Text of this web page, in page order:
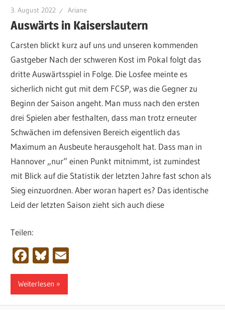
3. August 2022 Ariane
Auswärts in Kaiserslautern
Carsten blickt kurz auf uns und unseren kommenden
Gastgeber Nach der schweren Kost im Pokal folgt das
dritte Auswärtsspiel in Folge. Die Losfee meinte es
sicherlich nicht gut mit dem FCSP, was die Gegner zu
Beginn der Saison angeht. Man muss nach den ersten
drei Spielen aber festhalten, dass man trotz erneuter
Schwächen im defensiven Bereich eigentlich das
Maximum an Ausbeute herausgeholt hat. Dass man in
Hannover „nur“ einen Punkt mitnimmt, ist zumindest
mit Blick auf die Statistik der letzten Jahre fast schon als
Sieg einzuordnen. Aber woran hapert es? Das identische
Leid der letzten Saison zieht sich auch diese
Teilen:
Facebook
Bluesky
Weiterlesen